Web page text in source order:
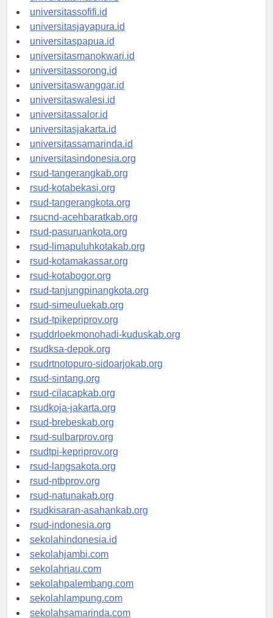
universitasmaluku.id
universitassofifi.id
universitasjayapura.id
universitaspapua.id
universitasmanokwari.id
universitassorong.id
universitaswanggar.id
universitaswalesi.id
universitassalor.id
universitasjakarta.id
universitassamarinda.id
universitasindonesia.org
rsud-tangerangkab.org
rsud-kotabekasi.org
rsud-tangerangkota.org
rsucnd-acehbaratkab.org
rsud-pasuruankota.org
rsud-limapuluhkotakab.org
rsud-kotamakassar.org
rsud-kotabogor.org
rsud-tanjungpinangkota.org
rsud-simeuluekab.org
rsud-tpikepriprov.org
rsuddrloekmonohadi-kuduskab.org
rsudksa-depok.org
rsudrtnotopuro-sidoarjokab.org
rsud-sintang.org
rsud-cilacapkab.org
rsudkoja-jakarta.org
rsud-brebeskab.org
rsud-sulbarprov.org
rsudtpi-kepriprov.org
rsud-langsakota.org
rsud-ntbprov.org
rsud-natunakab.org
rsudkisaran-asahankab.org
rsud-indonesia.org
sekolahindonesia.id
sekolahjambi.com
sekolahriau.com
sekolahpalembang.com
sekolahlampung.com